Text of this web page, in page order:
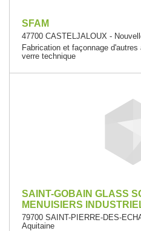
SFAM
47700 CASTELJALOUX -
Fabrication et façonnage
verre technique
SAINT-GOBAIN GLASS
MENUISIERS
79700 SAINT-PIERRE-DES-
Aquitaine